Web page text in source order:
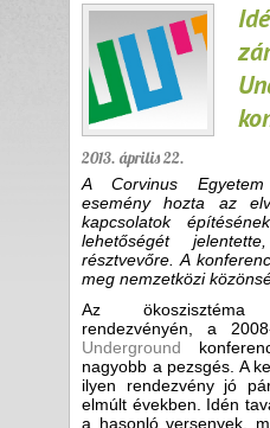
2013. április 22.
A Corvinus
esemény hozta az
kapcsolatok
lehetőségét
résztvevőre. A
meg nemzetközi
Az
rendezvényén, a
Underground
nagyobb a pezsgés. A
ilyen rendezvény jó
elmúlt években. Idén
a hasonló versenyek,